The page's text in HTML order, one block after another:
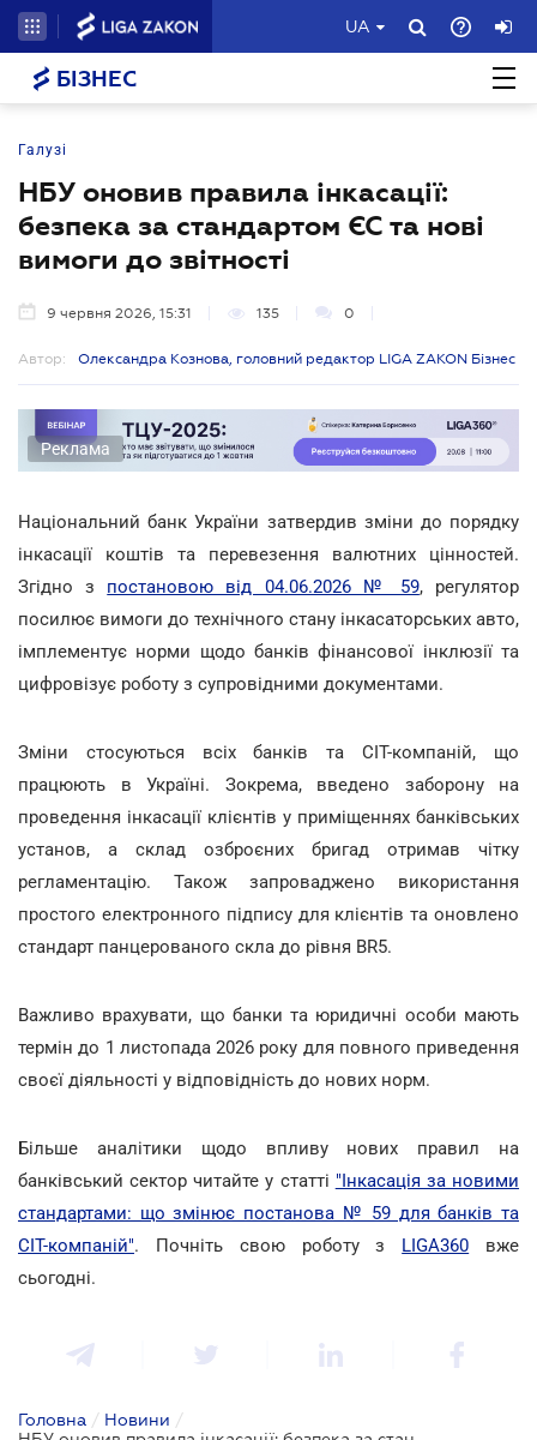
UA
БІЗНЕС
Галузі
НБУ оновив правила інкасації:
безпека за стандартом ЄС та нові
вимоги до звітності
9 червня 2026, 15:31 135 0
Автор: Олександра Кознова, головний редактор LIGA ZAKON Бізнес
Реклама
Національний банк України затвердив зміни до порядку
інкасації коштів та перевезення валютних цінностей.
Згідно з постановою від 04.06.2026 № 59, регулятор
посилює вимоги до технічного стану інкасаторських авто,
імплементує норми щодо банків фінансової інклюзії та
цифровізує роботу з супровідними документами.
Зміни стосуються всіх банків та СІТ-компаній, що
працюють в Україні. Зокрема, введено заборону на
проведення інкасації клієнтів у приміщеннях банківських
установ, а склад озброєних бригад отримав чітку
регламентацію. Також запроваджено використання
простого електронного підпису для клієнтів та оновлено
стандарт панцерованого скла до рівня BR5.
Важливо врахувати, що банки та юридичні особи мають
термін до 1 листопада 2026 року для повного приведення
своєї діяльності у відповідність до нових норм.
Більше аналітики щодо впливу нових правил на
банківський сектор читайте у статті "Інкасація за новими
стандартами: що змінює постанова № 59 для банків та
СІТ-компаній". Почніть свою роботу з LIGA360 вже
сьогодні.
Головна / Новини /